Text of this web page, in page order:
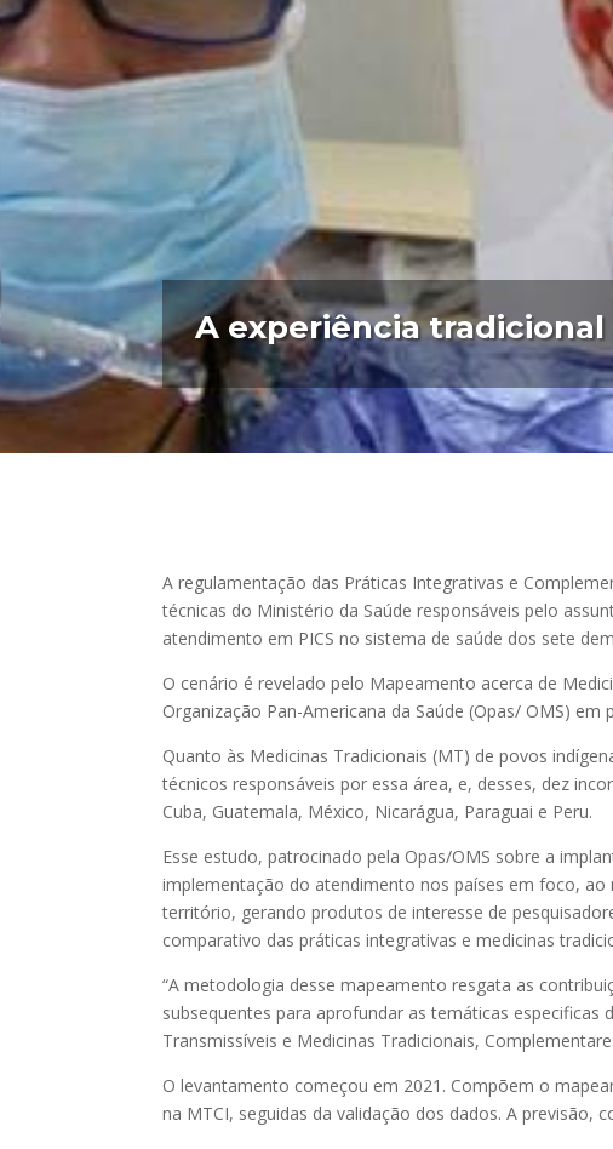
A experiência
A regulamentação das Práticas Integrativas e
técnicas do Ministério da Saúde responsáveis pelo
atendimento em PICS no sistema de saúde dos sete
O cenário é revelado pelo Mapeamento acerca de
Organização Pan-Americana da Saúde (Opas/ OMS)
Quanto às Medicinas Tradicionais (MT) de povos
técnicos responsáveis por essa área, e, desses, dez
Cuba, Guatemala, México, Nicarágua, Paraguai e Peru.
Esse estudo, patrocinado pela Opas/OMS sobre a
implementação do atendimento nos países em foco,
território, gerando produtos de interesse de
comparativo das práticas integrativas e medicinas
“A metodologia desse mapeamento resgata as
subsequentes para aprofundar as temáticas especificas
Transmissíveis e Medicinas Tradicionais,
O levantamento começou em 2021. Compõem o
na MTCI, seguidas da validação dos dados. A previsão,